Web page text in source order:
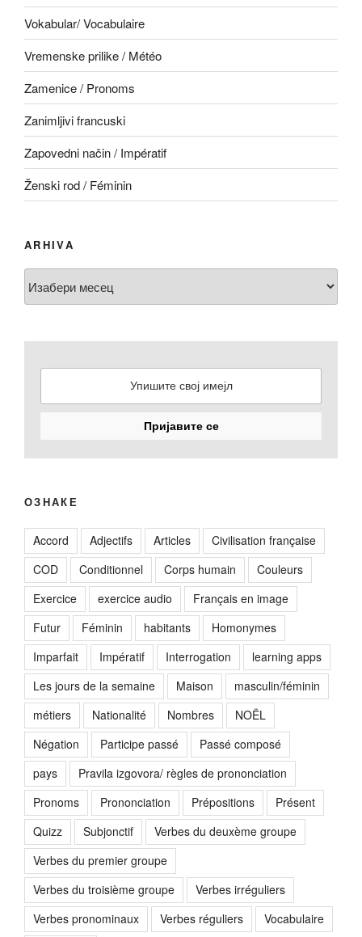
Vokabular/ Vocabulaire
Vremenske prilike / Météo
Zamenice / Pronoms
Zanimljivi francuski
Zapovedni način / Impératif
Ženski rod / Féminin
ARHIVA
ОЗНАКЕ
Accord Adjectifs Articles
Civilisation française
COD
Conditionnel Corps humain
Couleurs
Exercice
exercice audio
Français en image
Futur
Féminin habitants
Homonymes
Imparfait
Impératif Interrogation
learning apps
Les jours de la semaine
Maison
masculin/féminin
métiers
Nationalité Nombres
NOËL
Négation
Participe passé
Passé composé
pays
Pravila izgovora/ règles de prononciation
Pronoms
Prononciation Prépositions
Présent
Quizz
Subjonctif
Verbes du deuxème groupe
Verbes du premier groupe
Verbes du troisième groupe
Verbes irréguliers
Verbes pronominaux
Verbes réguliers
Vocabulaire